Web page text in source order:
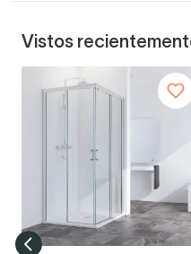
Vistos